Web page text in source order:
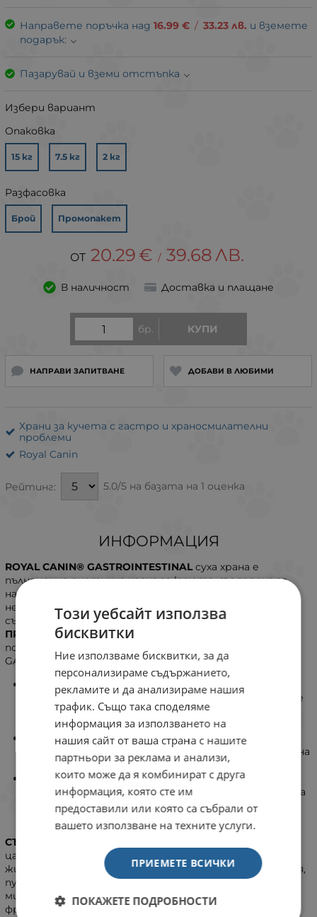
Направете поръчка над 16.99 € / 33.23 лв. и вземете
подарък:
Пазарувай и вземи отстъпка
Избери вариант
Опаковка
15 кг 7.5 кг 2 кг
Разфасовка
Брой Промопакет
20.29 € / 39.68 ЛВ.
В наличност Доставка и плащане
бр. КУПИ
НАПРАВИ ЗАПИТВАНЕ ДОБАВИ В ЛЮБИМИ
Храни за кучета с гастро и храносмилателни
проблеми
Royal Canin
Рейтинг: 5.0/5 на базата на 1 оценка
ИНФОРМАЦИЯ
ROYAL CANIN® GASTROINTESTINALсуха храна е
пълноценна диетична храна за кучета, създадена за
намаляване на риска от смущения в чревната
непропускливост. Лесносмилаема храна с повишено
съдържание на натрий и калий.
ПРЕПОРЪКИ:Препоръчва се преди употреба да се
потърси мнението на ветеринарен лекар. Давайте
GASTROINTESTINAL суха храна до 12 седмици.
Лесносмилаема формула с балансирано съдържание
на фибри за подпомагане на нормалното
храносмилане и чревна перисталтика.
ВИСОКА ЕНЕРГИЙНОСТ
Високото енергийно съдържание намалява обема на
поетата храна и натоварването на червата.
ПОДПОМАГА МИКРОБИОМА
Формула с подбрани пребиотици за поддържане на
здрав храносмилателен тракт и чревен
микробиом.
СЪСТАВ:
царевица*, животински мазнини**, хидролизирани
животински протеини*, яйчен прах*, продукти от мая,
пулп от цвекло, соево масло**, растителни влакнини,
минерали, рибено масло**, люспи и семена от псилиум,
фрукто-олигозахариди, масло от водорасли
Този уебсайт използва
бисквитки
Ние използваме бисквитки, за да
персонализираме съдържанието,
рекламите и да анализираме нашия
трафик. Също така споделяме
информация за използването на
нашия сайт от ваша страна с нашите
партньори за реклама и анализи,
които може да я комбинират с друга
информация, която сте им
предоставили или която са събрали от
вашето използване на техните услуги.
ПРИЕМЕТЕ ВСИЧКИ
ПОКАЖЕТЕ ПОДРОБНОСТИ